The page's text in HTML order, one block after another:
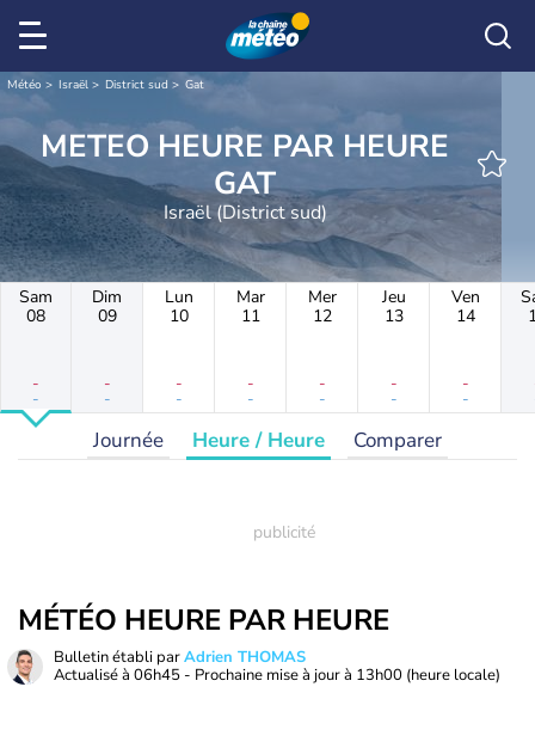
Météo Israël District sud Gat
METEO HEURE PAR HEURE
GAT
Israël (District sud)
Sam
08
-
-
Dim
09
-
-
Lun
10
-
-
Mar
11
-
-
Mer
12
-
-
Jeu
13
-
-
Ven
14
-
-
Journée Heure / Heure Comparer
MÉTÉO HEURE PAR HEURE
Bulletin établi parAdrien THOMAS
Actualisé à 06h45 - Prochaine mise à jour à 13h00 (heure locale)